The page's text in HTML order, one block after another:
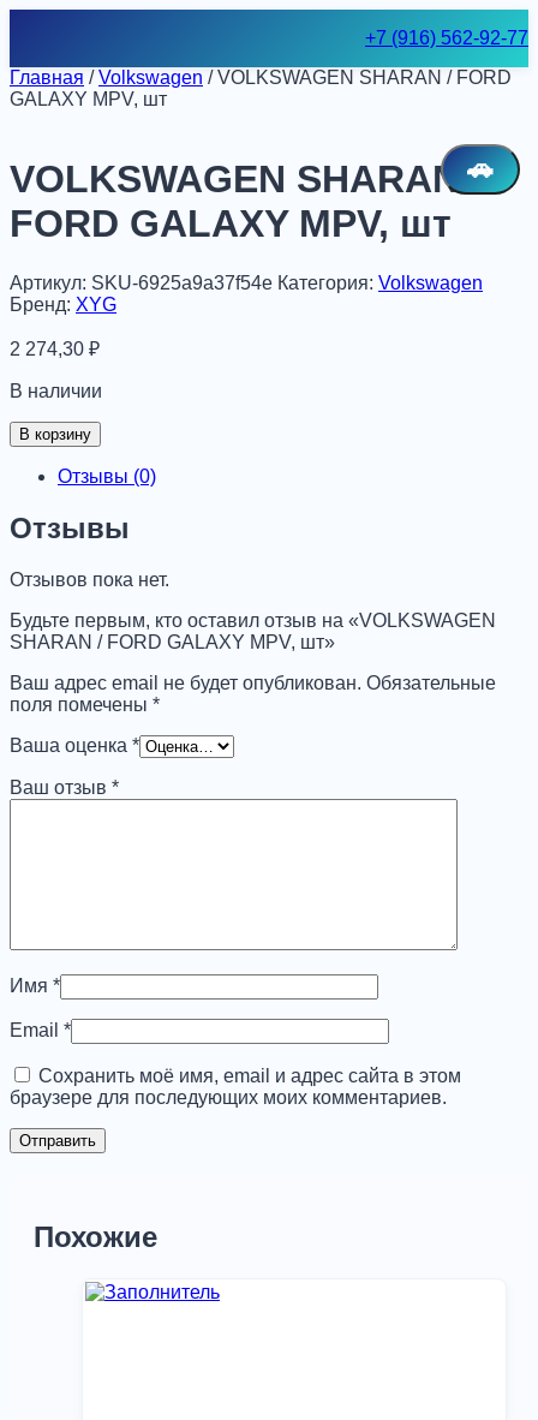
+7 (916) 562-92-77
🚗
Главная /Volkswagen / VOLKSWAGEN SHARAN / FORD
GALAXY MPV, шт
VOLKSWAGEN SHARAN /
FORD GALAXY MPV, шт
Артикул: SKU-6925a9a37f54e Категория: Volkswagen
Бренд: XYG
2 274,30 ₽
В наличии
Количество
товара
VOLKSWAGEN
/
FORD
MPV,
В корзину
Отзывы (0)
Отзывы
Отзывов пока нет.
Будьте первым, кто оставил отзыв на «VOLKSWAGEN
SHARAN / FORD GALAXY MPV, шт»
Ваш адрес email не будет опубликован. Обязательные
поля помечены *
Ваша оценка *
Ваш отзыв *
Имя *
Email *
Сохранить моё имя, email и адрес сайта в этом
браузере для последующих моих комментариев.
Похожие